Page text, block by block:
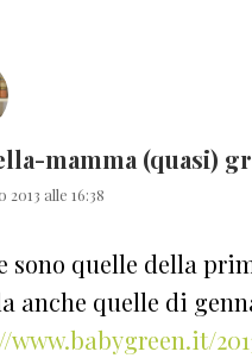
mamma (quasi)
2013 alle 16:38
sono quelle della
anche quelle di
www.babygreen.it/